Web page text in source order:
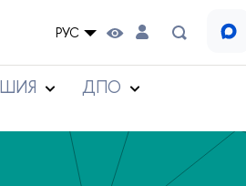
РУС
ШИЯ
ДПО